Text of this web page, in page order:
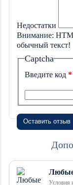
Недостатки
Внимание:
обычный текст!
Captcha
Введите код
Оставить отзыв
Условия